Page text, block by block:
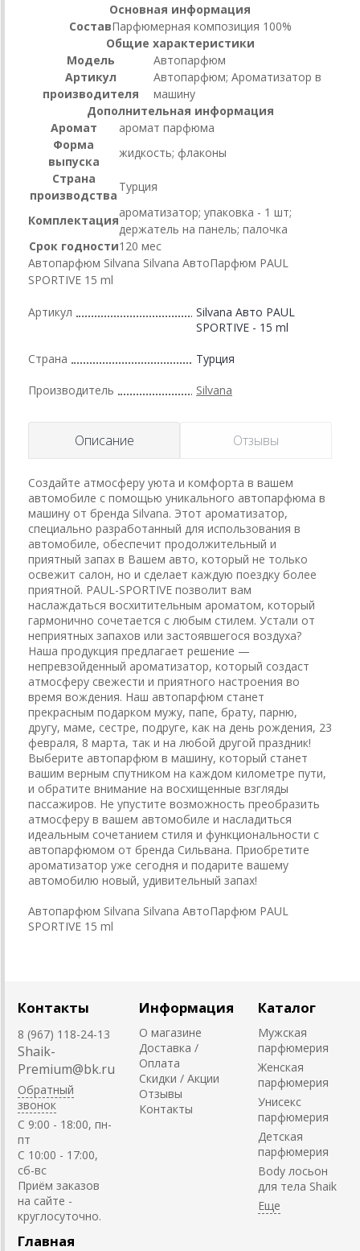
Основная информация
СоставПарфюмерная композиция 100%
Общие характеристики
Модель
Автопарфюм
Артикул
производителя
Автопарфюм; Ароматизатор в
машину
Дополнительная информация
Аромат
аромат парфюма
Форма
выпуска
жидкость; флаконы
Страна
производства
Турция
Комплектация
ароматизатор; упаковка - 1 шт;
держатель на панель; палочка
Срок годности120 мес
Автопарфюм Silvana Silvana АвтоПарфюм PAUL
SPORTIVE 15 ml
Артикул
Silvana Авто PAUL
SPORTIVE - 15 ml
Страна Турция
Производитель Silvana
Описание Отзывы
Создайте атмосферу уюта и комфорта в вашем
автомобиле с помощью уникального автопарфюма в
машину от бренда Silvana. Этот ароматизатор,
специально разработанный для использования в
автомобиле, обеспечит продолжительный и
приятный запах в Вашем авто, который не только
освежит салон, но и сделает каждую поездку более
приятной. PAUL-SPORTIVE позволит вам
наслаждаться восхитительным ароматом, который
гармонично сочетается с любым стилем. Устали от
неприятных запахов или застоявшегося воздуха?
Наша продукция предлагает решение —
непревзойденный ароматизатор, который создаст
атмосферу свежести и приятного настроения во
время вождения. Наш автопарфюм станет
прекрасным подарком мужу, папе, брату, парню,
другу, маме, сестре, подруге, как на день рождения, 23
февраля, 8 марта, так и на любой другой праздник!
Выберите автопарфюм в машину, который станет
вашим верным спутником на каждом километре пути,
и обратите внимание на восхищенные взгляды
пассажиров. Не упустите возможность преобразить
атмосферу в вашем автомобиле и насладиться
идеальным сочетанием стиля и функциональности с
автопарфюмом от бренда Сильвана. Приобретите
ароматизатор уже сегодня и подарите вашему
автомобилю новый, удивительный запах!
Автопарфюм Silvana Silvana АвтоПарфюм PAUL
SPORTIVE 15 ml
Контакты
8 (967) 118-24-13
Shaik-
Premium@bk.ru
Обратный
звонок
C 9:00 - 18:00, пн-
пт
С 10:00 - 17:00,
сб-вс
Приём заказов
на сайте -
круглосуточно.
Информация
О магазине
Доставка /
Оплата
Скидки / Акции
Отзывы
Контакты
Каталог
Мужская
парфюмерия
Женская
парфюмерия
Унисекс
парфюмерия
Детская
парфюмерия
Body лосьон
для тела Shaik
Главная